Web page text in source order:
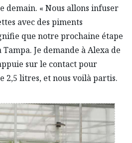
demain. « Nous allons infuser
avec des piments
que notre prochaine étape
Je demande à Alexa de
sur le contact pour
2,5 litres, et nous voilà partis.